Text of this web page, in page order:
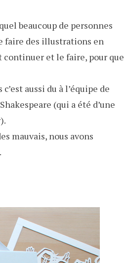
beaucoup de personnes
faire des illustrations en
continuer et le faire, pour que
aussi du à l’équipe de
(qui a été d’une
mauvais, nous avons